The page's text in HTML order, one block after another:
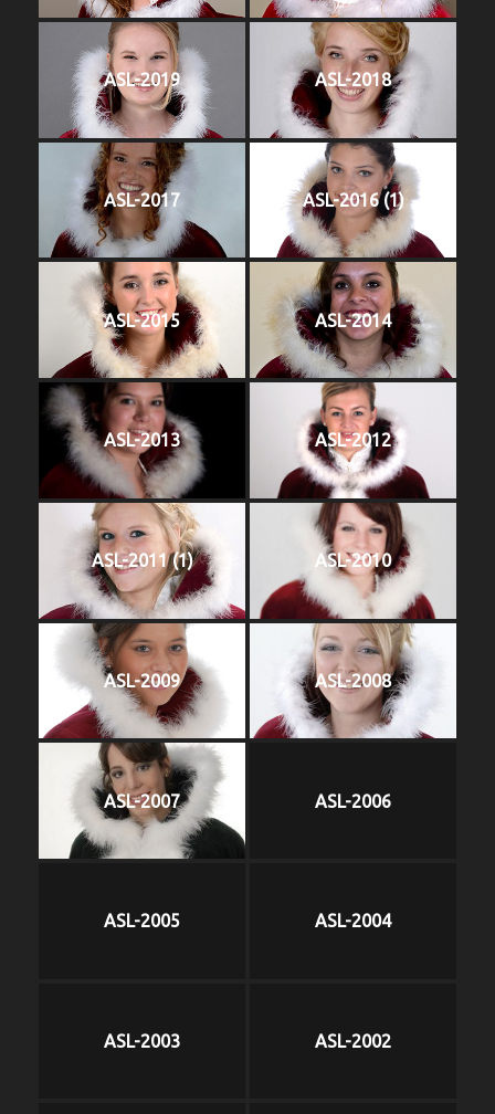
ASL-2019 ASL-2018
ASL-2017 ASL-2016 (1)
ASL-2015 ASL-2014
ASL-2013 ASL-2012
ASL-2011 (1) ASL-2010
ASL-2009 ASL-2008
ASL-2007 ASL-2006
ASL-2005 ASL-2004
ASL-2003 ASL-2002